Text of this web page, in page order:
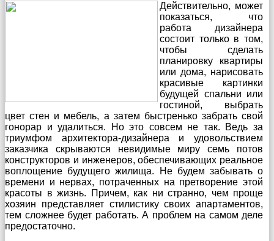
Действительно, может
показаться, что
работа дизайнера
состоит только в том,
чтобы сделать
планировку квартиры
или дома, нарисовать
красивые картинки
будущей спальни или
гостиной, выбрать
цвет стен и мебель, а затем быстренько забрать свой
гонорар и удалиться. Но это совсем не так. Ведь за
триумфом архитектора-дизайнера и удовольствием
заказчика скрываются невидимые миру семь потов
конструкторов и инженеров, обеспечивающих реальное
воплощение будущего жилища. Не будем забывать о
времени и нервах, потраченных на претворение этой
красоты в жизнь. Причем, как ни странно, чем проще
хозяин представляет стилистику своих апартаментов,
тем сложнее будет работать. А проблем на самом деле
предостаточно.